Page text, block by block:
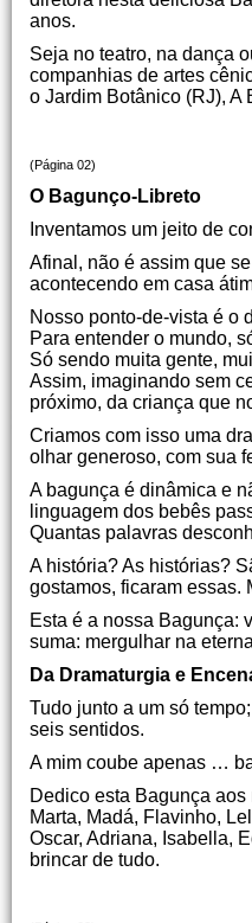
anos.
Seja no teatro, na dança
companhias de artes
o Jardim Botânico (RJ),
(Página 02)
O Bagunço-Libreto
Inventamos um jeito de
Afinal, não é assim que
acontecendo em casa
Nosso ponto-de-vista é o
Para entender o mundo,
Só sendo muita gente,
Assim, imaginando sem
próximo, da criança que
Criamos com isso uma
olhar generoso, com sua
A bagunça é dinâmica e
linguagem dos bebês
Quantas palavras
A história? As histórias?
gostamos, ficaram essas.
Esta é a nossa Bagunça:
suma: mergulhar na
Da Dramaturgia e
Tudo junto a um só
seis sentidos.
A mim coube apenas …
Dedico esta Bagunça
Marta, Madá, Flavinho,
Oscar, Adriana, Isabella,
brincar de tudo.